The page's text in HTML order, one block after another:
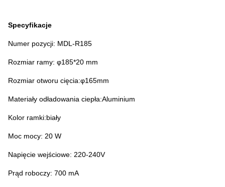
Specyfikacje
Numer pozycji: MDL-R185
Rozmiar ramy: φ185*20 mm
Rozmiar otworu cięcia:φ165mm
Materiały odładowania ciepła:Aluminium
Kolor ramki:biały
Moc mocy: 20 W
Napięcie wejściowe: 220-240V
Prąd roboczy: 700 mA